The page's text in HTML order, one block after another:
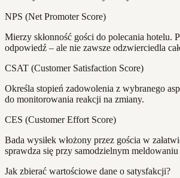
NPS (Net Promoter Score)
Mierzy skłonność gości do polecania hotelu.
odpowiedź – ale nie zawsze odzwierciedla
CSAT (Customer Satisfaction Score)
Określa stopień zadowolenia z wybranego
do monitorowania reakcji na zmiany.
CES (Customer Effort Score)
Bada wysiłek włożony przez gościa w
sprawdza się przy samodzielnym
Jak zbierać wartościowe dane o satysfakcji?